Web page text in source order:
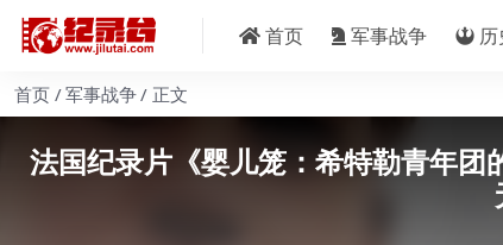
首页 军事战争
首页 军事战争 正文
法国纪录片《婴儿笼：希特勒青年